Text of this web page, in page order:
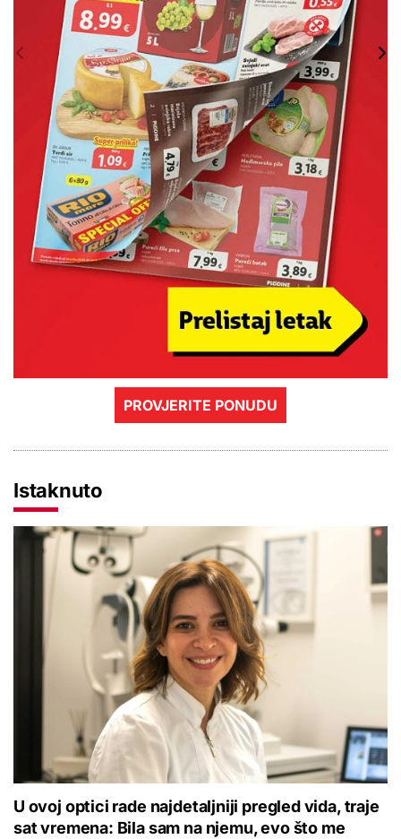
PROVJERITE PONUDU
Istaknuto
U ovoj optici rade najdetaljniji pregled vida, traje
sat vremena: Bila sam na njemu, evo što me